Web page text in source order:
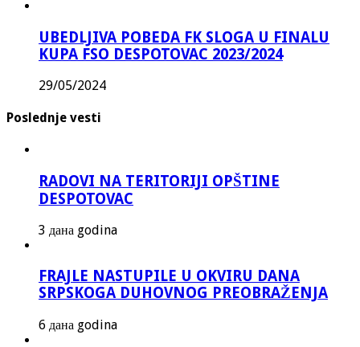
UBEDLJIVA POBEDA FK SLOGA U FINALU
KUPA FSO DESPOTOVAC 2023/2024
29/05/2024
Poslednje vesti
RADOVI NA TERITORIJI OPŠTINE
DESPOTOVAC
3 дана godina
FRAJLE NASTUPILE U OKVIRU DANA
SRPSKOGA DUHOVNOG PREOBRAŽENJA
6 дана godina